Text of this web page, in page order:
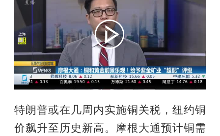
特朗普或在几周内实施铜关税，纽约铜
价飙升至历史新高。摩根大通预计铜需